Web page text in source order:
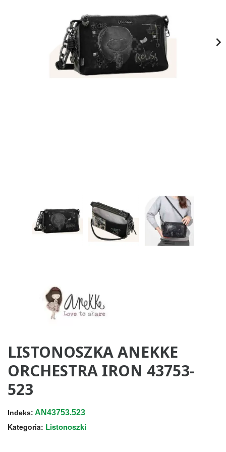

LISTONOSZKA ANEKKE
ORCHESTRA IRON 43753-
523
Indeks: AN43753.523
Kategoria: Listonoszki